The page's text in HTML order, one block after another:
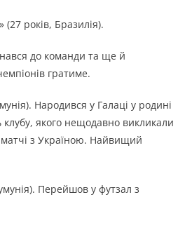
(27 років, Бразилія).
до команди та ще й
гратиме.
Народився у Галаці у родині
якого нещодавно викликали
матчі з Україною. Найвищий
Перейшов у футзал з